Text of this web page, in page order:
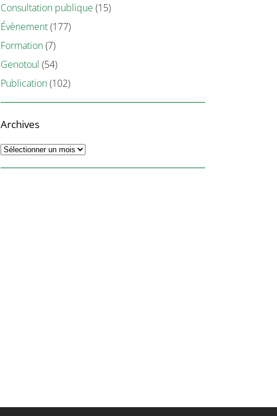
Consultation publique (15)
Évènement(177)
Formation(7)
Genotoul (54)
Publication(102)
Archives
Archives